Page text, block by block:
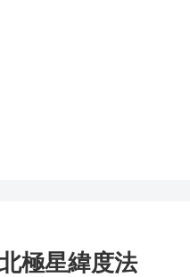
極星緯度法